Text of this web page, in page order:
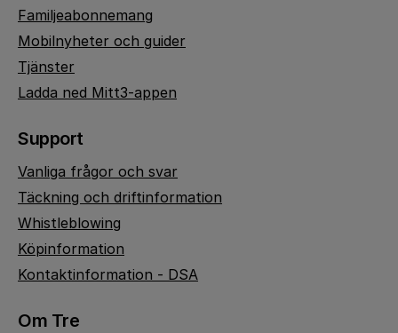
Familjeabonnemang
Mobilnyheter och guider
Tjänster
Ladda ned Mitt3-appen
Support
Vanliga frågor och svar
Täckning och driftinformation
Whistleblowing
Köpinformation
Kontaktinformation - DSA
Om Tre